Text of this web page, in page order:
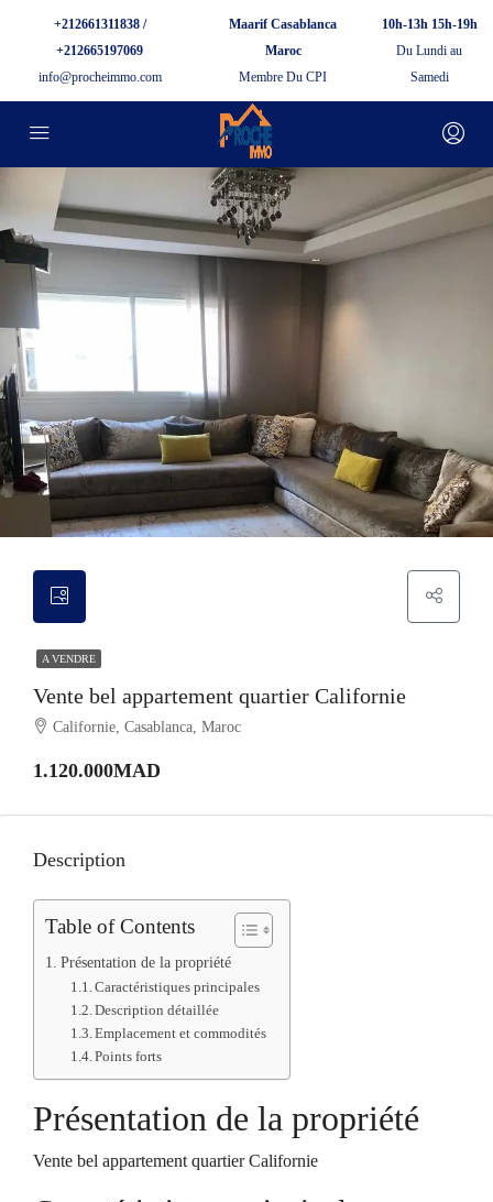
+212661311838 /
+212665197069
info@procheimmo.com
Maarif Casablanca
Maroc
Membre Du CPI
10h-13h 15h-19h
Du Lundi au
Samedi
A VENDRE
Vente bel appartement quartier Californie
Californie, Casablanca, Maroc
1.120.000MAD
Description
Table of Contents
Présentation de la propriété
Caractéristiques principales
Description détaillée
Emplacement et commodités
Points forts
Présentation de la propriété
Vente bel appartement quartier Californie